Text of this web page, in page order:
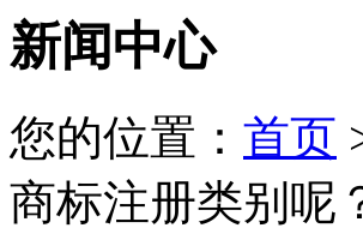
新闻中心
您的位置： 首页
商标注册类别呢